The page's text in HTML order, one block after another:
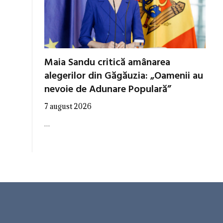
Maia Sandu critică amânarea
alegerilor din Găgăuzia: „Oamenii au
nevoie de Adunare Populară”
7 august 2026
…